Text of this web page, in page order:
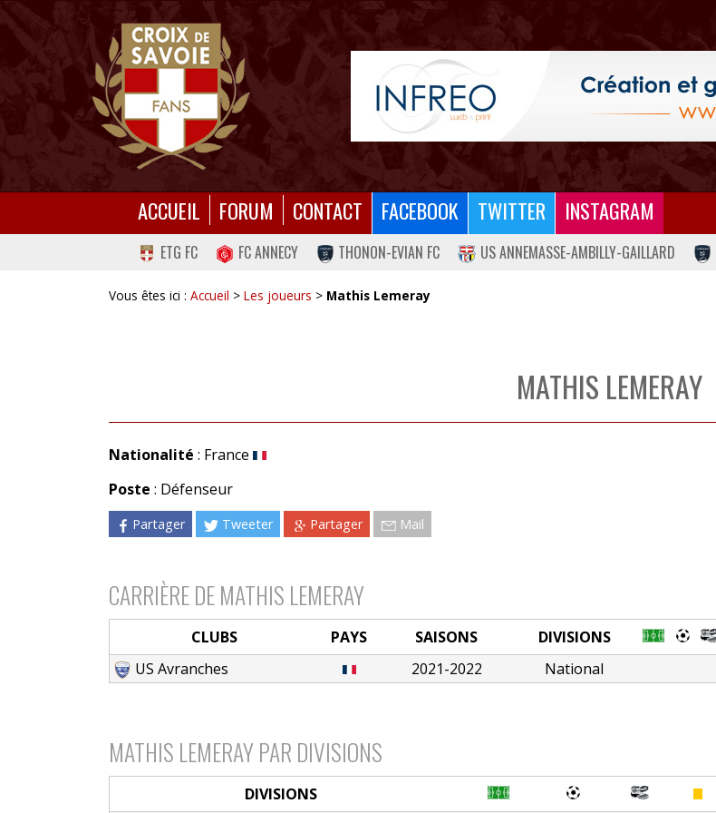
ACCUEIL FORUM CONTACT FACEBOOK TWITTER INSTAGRAM
ETG FC FC ANNECY THONON-EVIAN FC US ANNEMASSE-AMBILLY-GAILLARD
Vous êtes ici : Accueil > Les joueurs > Mathis Lemeray
MATHIS LEMERAY
Nationalité : France
Poste : Défenseur
Partager Tweeter Partager Mail
CARRIÈRE DE MATHIS LEMERAY
CLUBS PAYS SAISONS
DIVISIONS
US Avranches
2021-2022 National
MATHIS LEMERAY PAR DIVISIONS
DIVISIONS